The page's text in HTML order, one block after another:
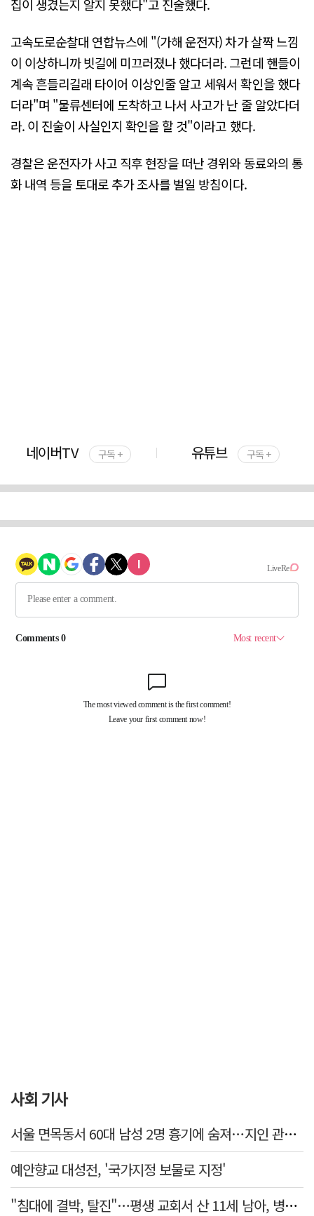
집이 생겼는지 알지 못했다"고 진술했다.
고속도로순찰대 연합뉴스에 "(가해 운전자) 차가 살짝 느낌
이 이상하니까 빗길에 미끄러졌나 했다더라. 그런데 핸들이
계속 흔들리길래 타이어 이상인줄 알고 세워서 확인을 했다
더라"며 "물류센터에 도착하고 나서 사고가 난 줄 알았다더
라. 이 진술이 사실인지 확인을 할 것"이라고 했다.
경찰은 운전자가 사고 직후 현장을 떠난 경위와 동료와의 통
화 내역 등을 토대로 추가 조사를 벌일 방침이다.
네이버TV 구독 + 유튜브 구독 +
사회 기사
서울 면목동서 60대 남성 2명 흉기에 숨져…지인 관계로 추정
예안향교 대성전, '국가지정 보물로 지정'
"침대에 결박, 탈진"…평생 교회서 산 11세 남아, 병원 이송 끝 숨져